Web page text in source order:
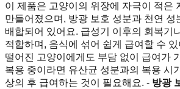
이 제품은 고양이의 위장에 자극이 적은
만들어졌으며, 방광 보호 성분과 천연 성
배합되어 있어요. 급성기 이후의 회복기
적합하며, 음식에 섞어 쉽게 급여할 수 있
떨어진 고양이에게도 부담 없이 급여가
복용 중이라면 유산균 성분과의 복용 시
상의 후 급여하는 것이 필요해요. - 방광